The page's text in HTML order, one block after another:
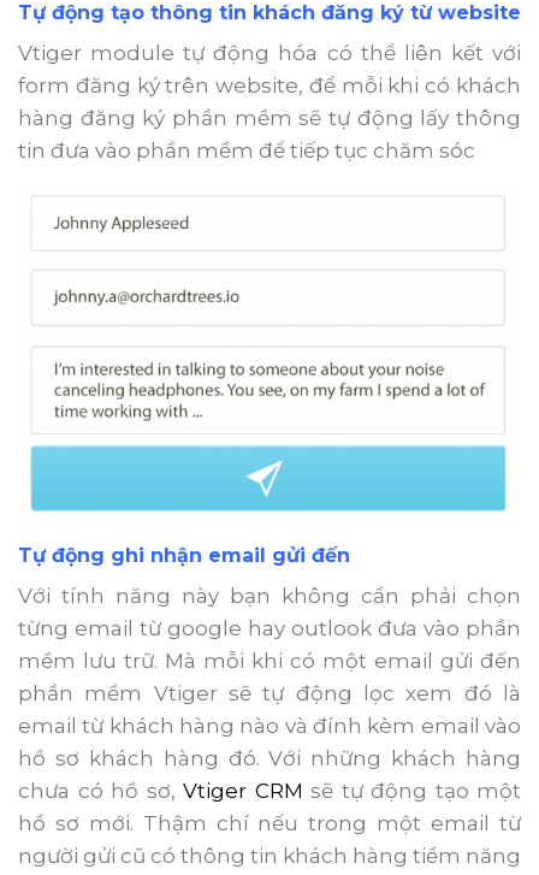
Tự động tạo thông tin khách đăng ký từ website
Vtiger module tự động hóa có thể liên kết với
form đăng ký trên website, để mỗi khi có khách
hàng đăng ký phần mềm sẽ tự động lấy thông
tin đưa vào phần mềm để tiếp tục chăm sóc
Tự động ghi nhận email gửi đến
Với tính năng này bạn không cần phải chọn
từng email từ google hay outlook đưa vào phần
mềm lưu trữ. Mà mỗi khi có một email gửi đến
phần mềm Vtiger sẽ tự động lọc xem đó là
email từ khách hàng nào và đính kèm email vào
hồ sơ khách hàng đó. Với những khách hàng
chưa có hồ sơ, Vtiger CRM sẽ tự động tạo một
hồ sơ mới. Thậm chí nếu trong một email từ
người gửi cũ có thông tin khách hàng tiềm năng